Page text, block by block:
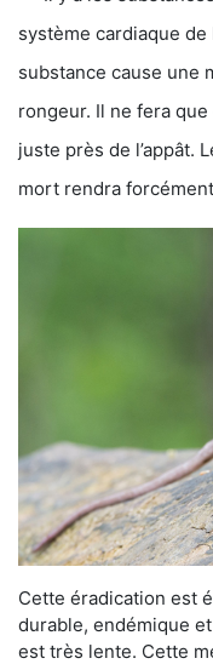
système cardiaque de
substance cause une
rongeur. Il ne fera
juste près de l’appât.
mort rendra
Cette éradication est
durable, endémique
est très lente. Cette